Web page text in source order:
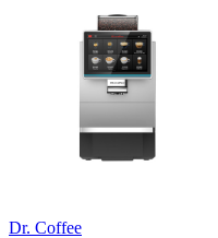
Dr. Coffee